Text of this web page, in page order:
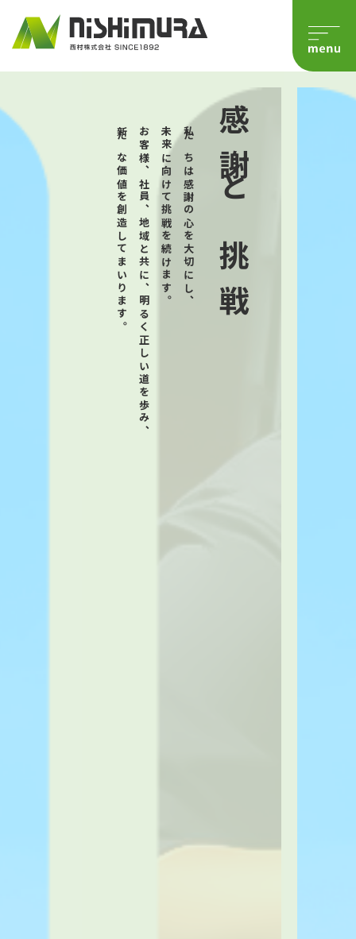
私たちは感謝の心を大切にし、
未来に向けて挑戦を続けます。
お客様、社員、地域と共に、明るく正しい道を歩み、
新たな価値を創造してまいります。 感謝と挑戦